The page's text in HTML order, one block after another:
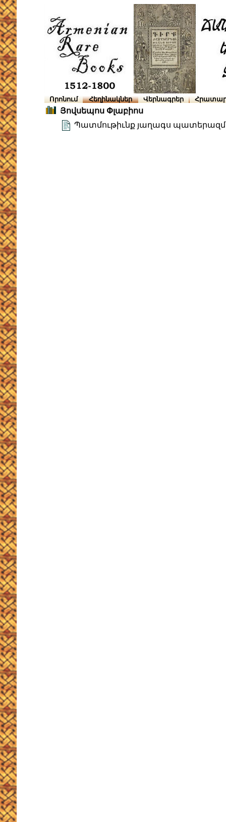
Որոնում Հեղինակներ Վերնագրեր
Յովսեպոս Փլաբիոս
Պատմութիւնք յաղագս